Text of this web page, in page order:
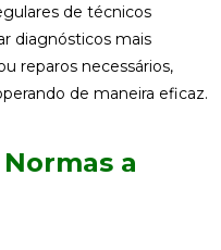
de técnicos
diagnósticos mais
reparos necessários,
de maneira eficaz.
a